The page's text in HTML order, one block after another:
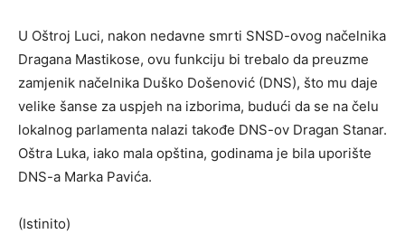
U Oštroj Luci, nakon nedavne smrti SNSD-ovog načelnika
Dragana Mastikose, ovu funkciju bi trebalo da preuzme
zamjenik načelnika Duško Došenović (DNS), što mu daje
velike šanse za uspjeh na izborima, budući da se na čelu
lokalnog parlamenta nalazi takođe DNS-ov Dragan Stanar.
Oštra Luka, iako mala opština, godinama je bila uporište
DNS-a Marka Pavića.
(Istinito)